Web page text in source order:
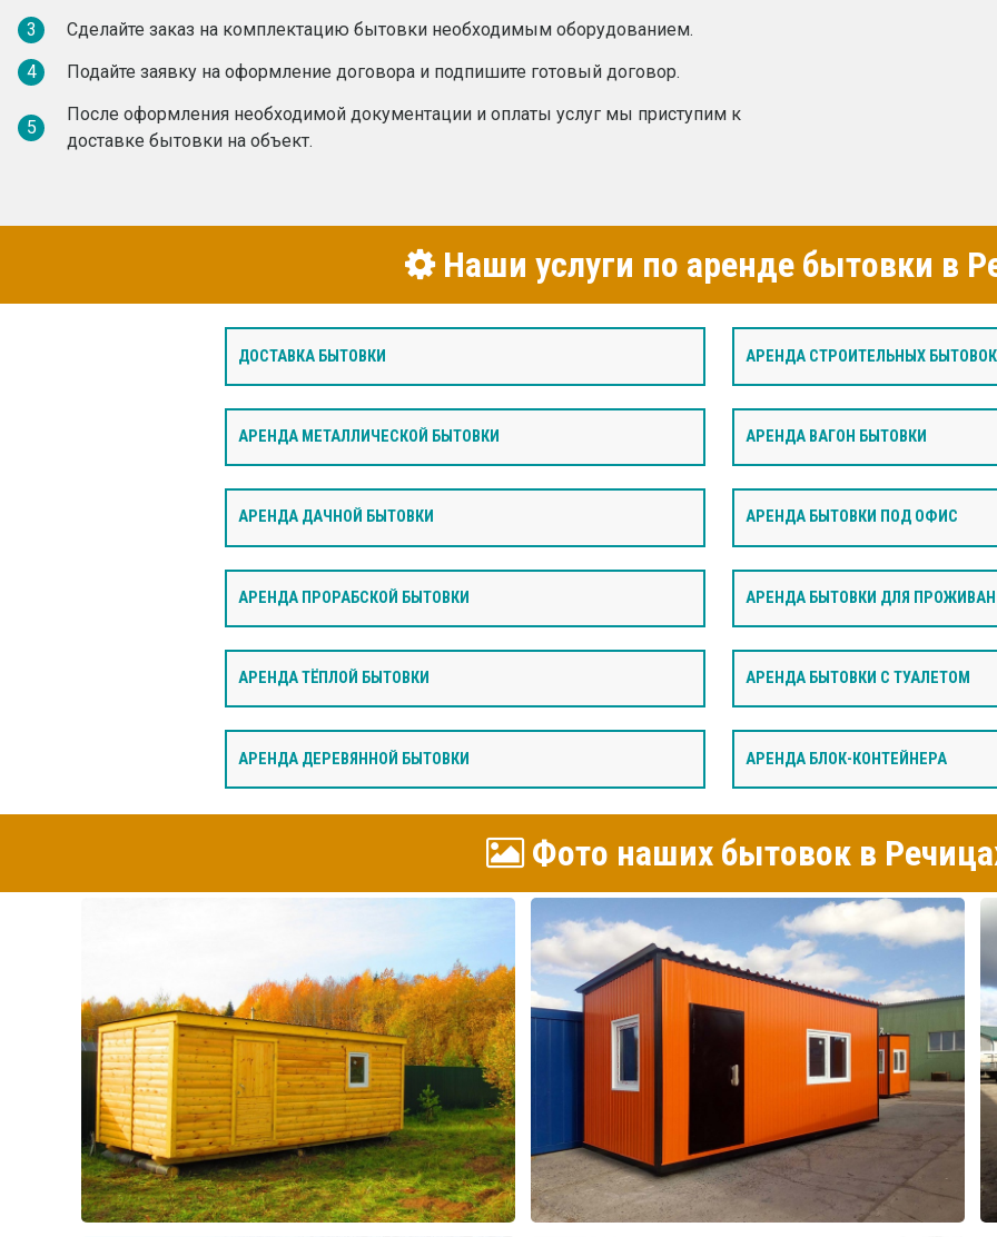
3
Сделайте заказ на комплектацию бытовки необходимым оборудованием.
4
Подайте заявку на оформление договора и подпишите готовый договор.
5
После оформления необходимой документации и оплаты услуг мы приступим к
доставке бытовки на объект.
Наши услуги по аренде бытовки в
ДОСТАВКА БЫТОВКИ АРЕНДА СТРОИТЕЛЬНЫХ БЫТОВОК
АРЕНДА МЕТАЛЛИЧЕСКОЙ БЫТОВКИ АРЕНДА ВАГОН БЫТОВКИ
АРЕНДА ДАЧНОЙ БЫТОВКИ АРЕНДА БЫТОВКИ ПОД ОФИС
АРЕНДА ПРОРАБСКОЙ БЫТОВКИ АРЕНДА БЫТОВКИ ДЛЯ
АРЕНДА ТЁПЛОЙ БЫТОВКИ АРЕНДА БЫТОВКИ С ТУАЛЕТОМ
АРЕНДА ДЕРЕВЯННОЙ БЫТОВКИ АРЕНДА БЛОК-КОНТЕЙНЕРА
Фото наших бытовок в